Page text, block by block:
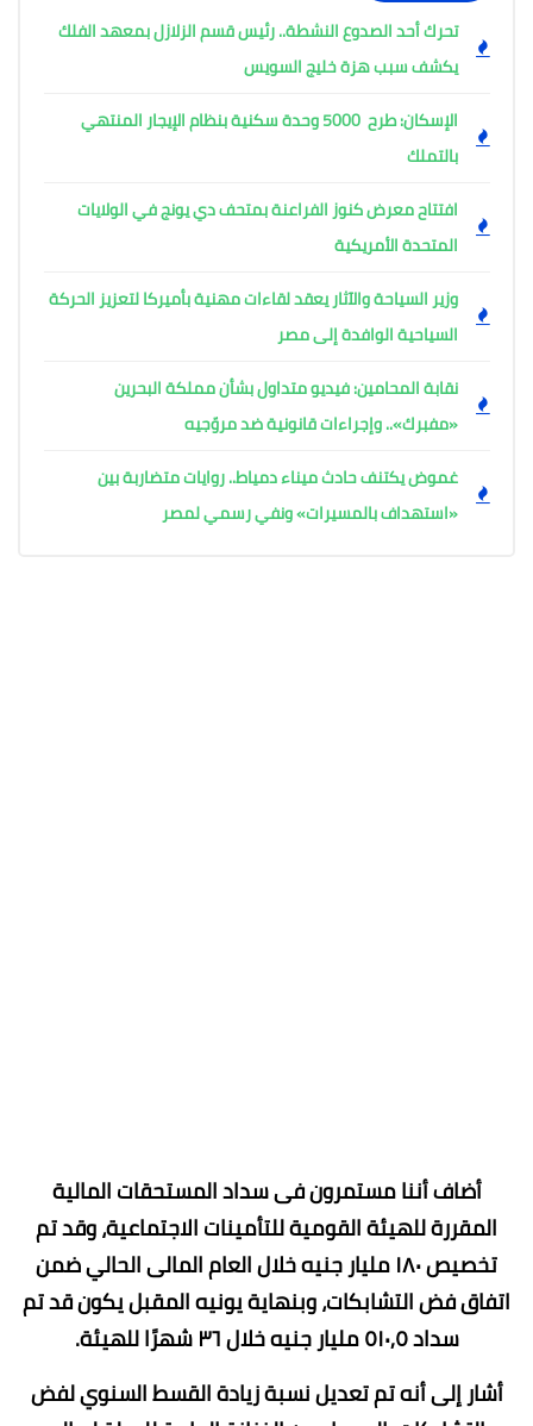
تحرك أحد الصدوع النشطة.. رئيس قسم الزلازل بمعهد الفلك
يكشف سبب هزة خليج السويس
الإسكان: طرح 5000 وحدة سكنية بنظام الإيجار المنتهي
بالتملك
افتتاح معرض كنوز الفراعنة بمتحف دي يونج في الولايات
المتحدة الأمريكية
وزير السياحة والآثار يعقد لقاءات مهنية بأميركا لتعزيز الحركة
السياحية الوافدة إلى مصر
نقابة المحامين: فيديو متداول بشأن مملكة البحرين
«مفبرك».. وإجراءات قانونية ضد مروّجيه
غموض يكتنف حادث ميناء دمياط.. روايات متضاربة بين
«استهداف بالمسيرات» ونفي رسمي لمصر
أضاف أننا مستمرون فى سداد المستحقات المالية
المقررة للهيئة القومية للتأمينات الاجتماعية، وقد تم
تخصيص ١٨٠ مليار جنيه خلال العام المالى الحالي ضمن
اتفاق فض التشابكات، وبنهاية يونيه المقبل يكون قد تم
سداد ٥١٠,٥ مليار جنيه خلال ٣٦ شهرًا للهيئة.
أشار إلى أنه تم تعديل نسبة زيادة القسط السنوي لفض